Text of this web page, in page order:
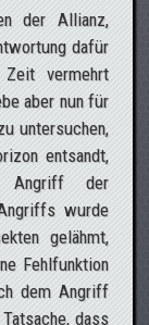
der Allianz,
dafür
vermehrt
aber nun für
untersuchen,
entsandt,
Angriff der
wurde
gelähmt,
Fehlfunktion
dem Angriff
dass